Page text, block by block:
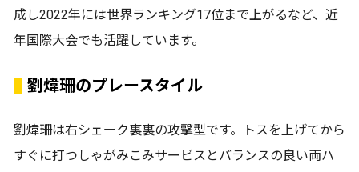
成し2022年には世界ランキング17位まで上がるなど、近
年国際大会でも活躍しています。
劉煒珊のプレースタイル
劉煒珊は右シェーク裏裏の攻撃型です。トスを上げてから
すぐに打つしゃがみこみサービスとバランスの良い両ハ